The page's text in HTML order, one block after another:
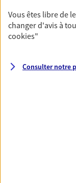
Santé
vous
Vous êtes libre de
changer d'avis à
cookies"
Consulter notre